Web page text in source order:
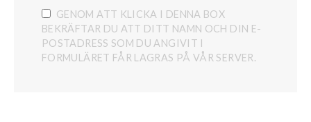
GENOM ATT KLICKA I DENNA BOX
BEKRÄFTAR DU ATT DITT NAMN OCH DIN E-
POSTADRESS SOM DU ANGIVIT I
FORMULÄRET FÅR LAGRAS PÅ VÅR SERVER.